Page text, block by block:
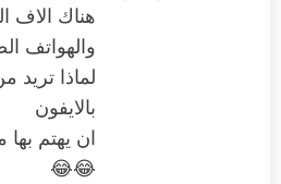
هناك الاف
والهواتف
لماذا
بالايفون
ان يهتم بها
😂😂